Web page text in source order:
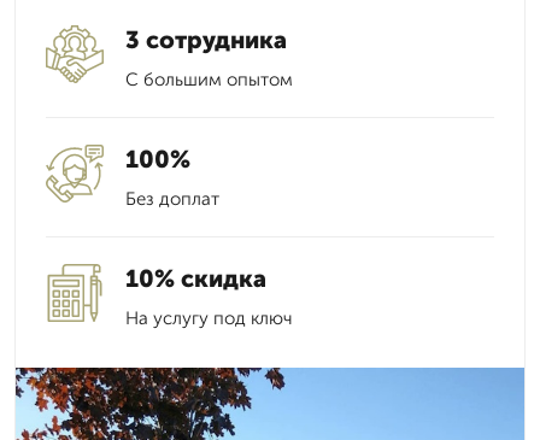
3 сотрудника
С большим опытом
100%
Без доплат
10% скидка
На услугу под ключ